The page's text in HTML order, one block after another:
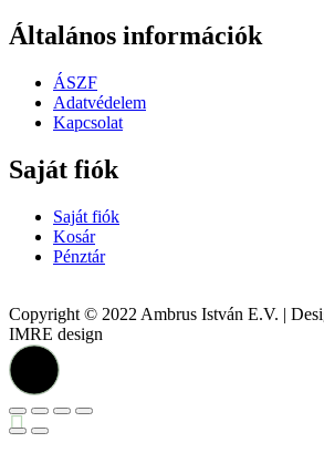
Általános információk
ÁSZF
Adatvédelem
Kapcsolat
Saját fiók
Saját fiók
Kosár
Pénztár
Copyright © 2022 Ambrus István E.V. |
IMRE design